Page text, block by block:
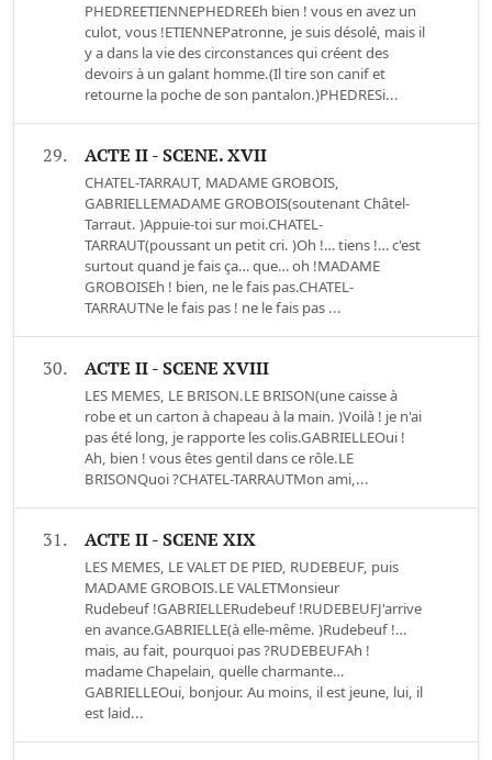
PHEDREETIENNEPHEDREEh bien ! vous en avez un
culot, vous !ETIENNEPatronne, je suis désolé, mais il
y a dans la vie des circonstances qui créent des
devoirs à un galant homme.(Il tire son canif et
retourne la poche de son pantalon.)PHEDRESi...
29. ACTE II - SCENE. XVII
CHATEL-TARRAUT, MADAME GROBOIS,
GABRIELLEMADAME GROBOIS(soutenant Châtel-
Tarraut. )Appuie-toi sur moi.CHATEL-
TARRAUT(poussant un petit cri. )Oh !… tiens !… c'est
surtout quand je fais ça… que… oh !MADAME
GROBOISEh ! bien, ne le fais pas.CHATEL-
TARRAUTNe le fais pas ! ne le fais pas ...
30. ACTE II - SCENE XVIII
LES MEMES, LE BRISON.LE BRISON(une caisse à
robe et un carton à chapeau à la main. )Voilà ! je n'ai
pas été long, je rapporte les colis.GABRIELLEOui !
Ah, bien ! vous êtes gentil dans ce rôle.LE
BRISONQuoi ?CHATEL-TARRAUTMon ami,...
31. ACTE II - SCENE XIX
LES MEMES, LE VALET DE PIED, RUDEBEUF, puis
MADAME GROBOIS.LE VALETMonsieur
Rudebeuf !GABRIELLERudebeuf !RUDEBEUFJ'arrive
en avance.GABRIELLE(à elle-même. )Rudebeuf !…
mais, au fait, pourquoi pas ?RUDEBEUFAh !
madame Chapelain, quelle charmante…
GABRIELLEOui, bonjour. Au moins, il est jeune, lui, il
est laid...